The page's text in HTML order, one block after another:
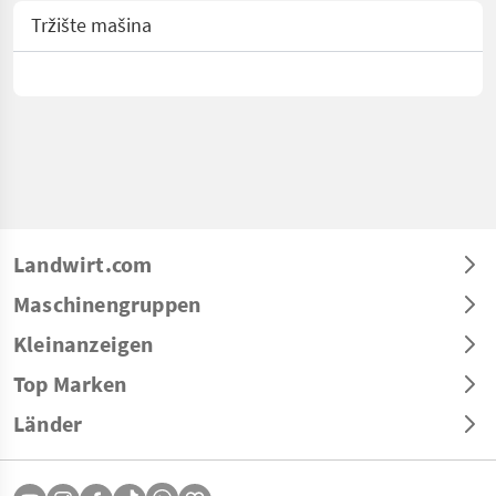
Tržište mašina
Landwirt.com
Maschinengruppen
Kleinanzeigen
Top Marken
Länder